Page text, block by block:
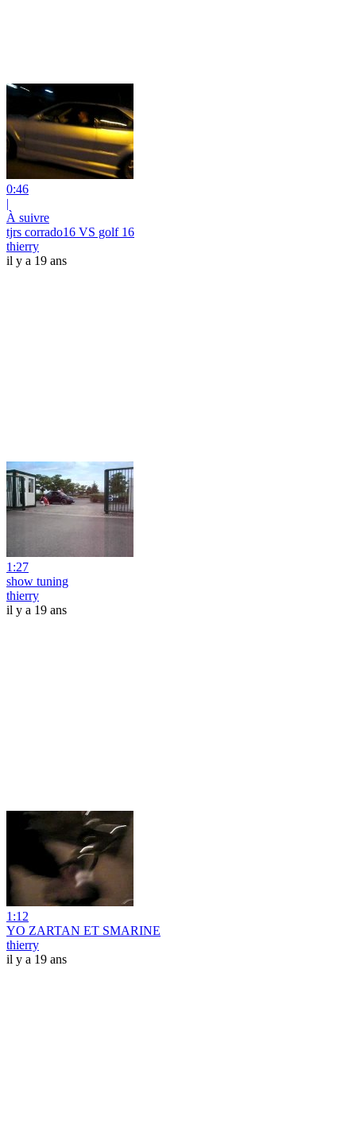
0:46
|
À suivre
tjrs corrado16 VS golf 16
thierry
il y a 19 ans
1:27
show tuning
thierry
il y a 19 ans
1:12
YO ZARTAN ET SMARINE
thierry
il y a 19 ans